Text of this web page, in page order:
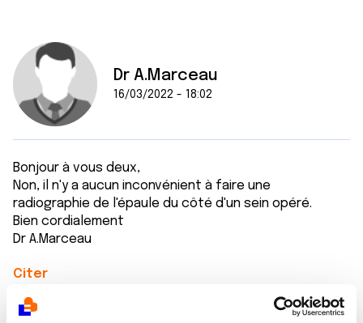
Dr A.Marceau
16/03/2022 - 18:02
Bonjour à vous deux,
Non, il n'y a aucun inconvénient à faire une
radiographie de l'épaule du côté d'un sein opéré.
Bien cordialement
Dr A.Marceau
Citer